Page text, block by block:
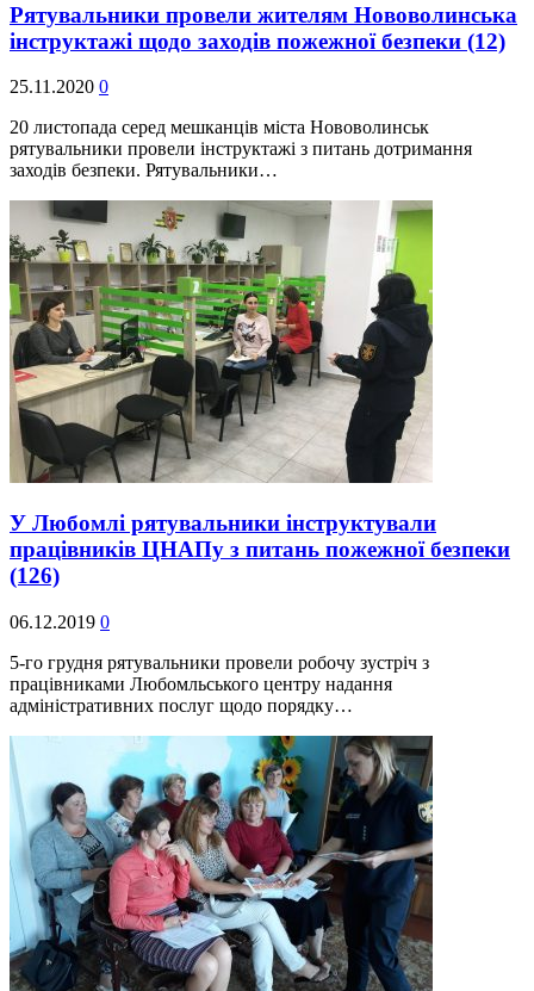
Рятувальники провели жителям Нововолинська
інструктажі щодо заходів пожежної безпеки (12)
25.11.2020 0
20 листопада серед мешканців міста Нововолинськ
рятувальники провели інструктажі з питань дотримання
заходів безпеки. Рятувальники…
У Любомлі рятувальники інструктували
працівників ЦНАПу з питань пожежної безпеки
(126)
06.12.2019 0
5-го грудня рятувальники провели робочу зустріч з
працівниками Любомльського центру надання
адміністративних послуг щодо порядку…